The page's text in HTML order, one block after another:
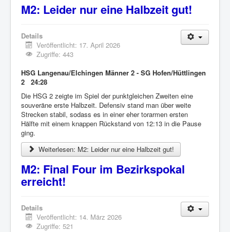
M2: Leider nur eine Halbzeit gut!
Details
Veröffentlicht: 17. April 2026
Zugriffe: 443
HSG Langenau/Elchingen Männer 2 - SG Hofen/Hüttlingen
2 24:28
Die HSG 2 zeigte im Spiel der punktgleichen Zweiten eine
souveräne erste Halbzeit. Defensiv stand man über weite
Strecken stabil, sodass es in einer eher torarmen ersten
Hälfte mit einem knappen Rückstand von 12:13 in die Pause
ging.
Weiterlesen: M2: Leider nur eine Halbzeit gut!
M2: Final Four im Bezirkspokal
erreicht!
Details
Veröffentlicht: 14. März 2026
Zugriffe: 521